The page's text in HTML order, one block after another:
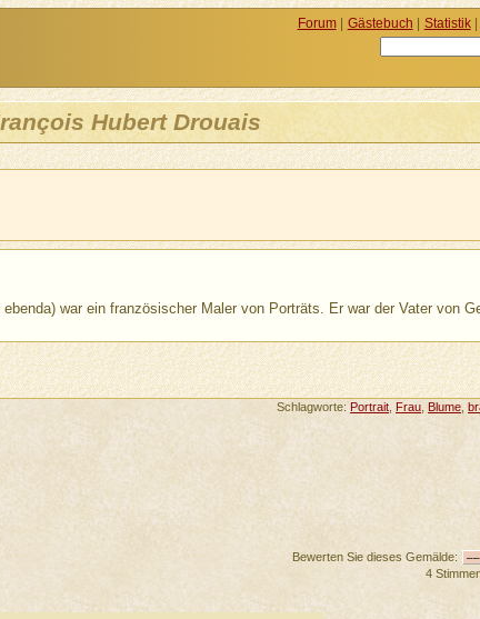
Hubert Drouais
war ein französischer Maler von Porträts. Er war der Vater von
Schlagworte:Portrait ,Frau ,Blume ,
Bewerten Sie dieses Gemälde:
4
Forum| Gästebuch | Statistik|